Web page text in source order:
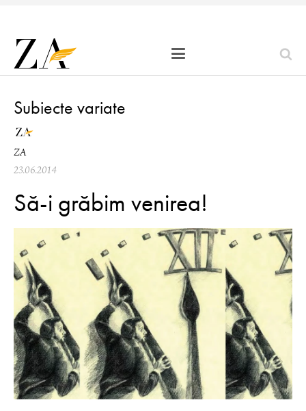
Subiecte variate
ZA
23.06.2014
Să-i grăbim venirea!